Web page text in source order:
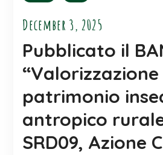
December 3, 2025
Pubblicato il
“Valorizzazione
patrimonio
antropico
SRD09, Azione C